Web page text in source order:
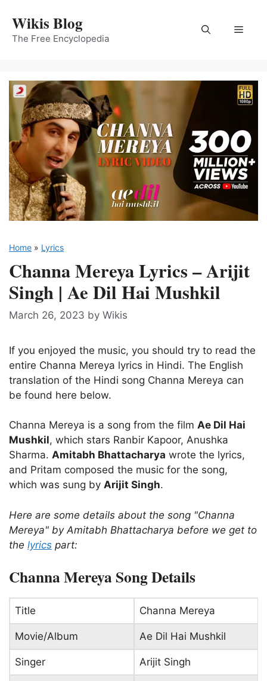
content
Wikis Blog
The Free Encyclopedia
Menu
Home » Lyrics
Channa Mereya Lyrics – Arijit
Singh | Ae Dil Hai Mushkil
March 26, 2023 by Wikis
If you enjoyed the music, you should try to read the
entire Channa Mereya lyrics in Hindi. The English
translation of the Hindi song Channa Mereya can
be found here below.
Channa Mereya is a song from the film Ae Dil Hai
Mushkil, which stars Ranbir Kapoor, Anushka
Sharma. Amitabh Bhattacharya wrote the lyrics,
and Pritam composed the music for the song,
which was sung by Arijit Singh.
Here are some details about the song "Channa
Mereya" by Amitabh Bhattacharya before we get to
the lyrics part:
Channa Mereya Song Details
Title Channa Mereya
Movie/Album Ae Dil Hai Mushkil
Singer Arijit Singh